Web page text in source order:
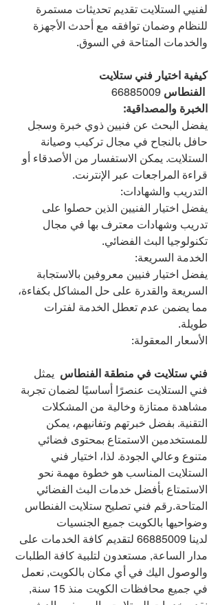
لفنيي الستلايت تقديم تحديثات مستمرة
للنظام وضمان توافقه مع أحدث الأجهزة
والخدمات المتاحة في السوق.
كيفية اختيار فني ستلايت
الفنطاس 66885009
الخبرة والمصداقية:
يفضل البحث عن فنيين ذوي خبرة وسجل
حافل بالنجاح في مجال تركيب وصيانة
الستلايت. يمكن الاستفسار من الأصدقاء أو
قراءة المراجعات عبر الإنترنت.
التدريب والشهادات:
يفضل اختيار الفنيين الذين حصلوا على
تدريب وشهادات معترف بها في مجال
تكنولوجيا البث الفضائي.
الخدمة السريعة:
يفضل اختيار فنيين معروفين بالاستجابة
السريعة والقدرة على حل المشاكل بكفاءة،
مما يضمن عدم تعطل الخدمة لفترات
طويلة.
الأسعار المعقولة:
فني ستلايت في منطقة الفنطاس يمثل
فني الستلايت عنصرًا أساسيًا لضمان تجربة
مشاهدة ممتازة وخالية من المشكلات
التقنية. بفضل خبرتهم وتفانيهم، يمكن
للمستخدمين الاستمتاع بمحتوى فضائي
متنوع وعالي الجودة. لذا، اختيار فني
الستلايت المناسب هو خطوة مهمة نحو
الاستمتاع بأفضل خدمات البث الفضائي
المتاحة.رقم فني تصليح ستلايت الفنطاس
وضواحيها بالكويت جميع الجنسيات
لدينا 66885009 لتقديم كافة الخدمات على
مدار الساعة, مستعدون لتلبية كافة الطلبات
والوصول اليك في أي مكان بالكويت, نعمل
في جميع محافظات الكويت منذ 15 سنة,